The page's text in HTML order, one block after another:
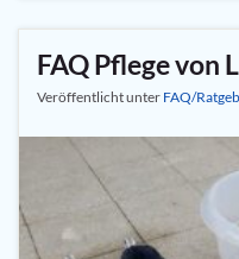
FAQ Pflege von
Veröffentlicht unter FAQ/